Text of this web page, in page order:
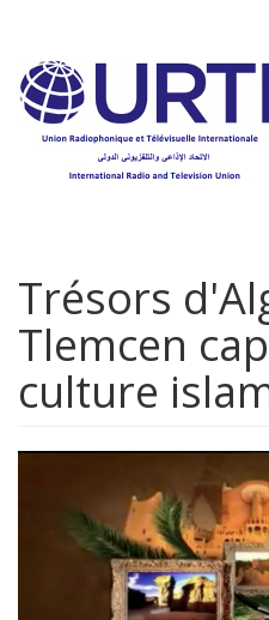
contenu
principal
Trésors
Tlemcen
culture